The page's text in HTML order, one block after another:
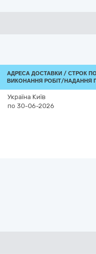
АДРЕСА ДОСТАВКИ / СТРОК
ВИКОНАННЯ РОБІТ/НАДАННЯ
Україна Київ
по 30-06-2026